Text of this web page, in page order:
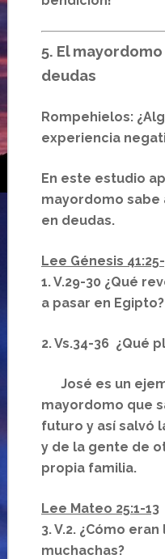
5. El
deudas
Rompehielos:
experiencia
En este estudio
mayordomo sabe
en deudas.
Lee Génesis
1. V.29-30 ¿Qué
a pasar en Egipto?
2. Vs.34-36 ¿Qué
José es un
mayordomo que
futuro y así salvó
y de la gente de
propia familia.
Lee Mateo 25:1-13
3. V.2. ¿Cómo
muchachas?